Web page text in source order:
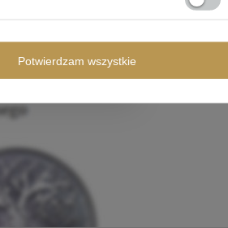
Potwierdzam wszystkie